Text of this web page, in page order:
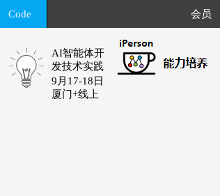
Code 会员
AI智能体开
发技术实践
9月17-18日
厦门+线上